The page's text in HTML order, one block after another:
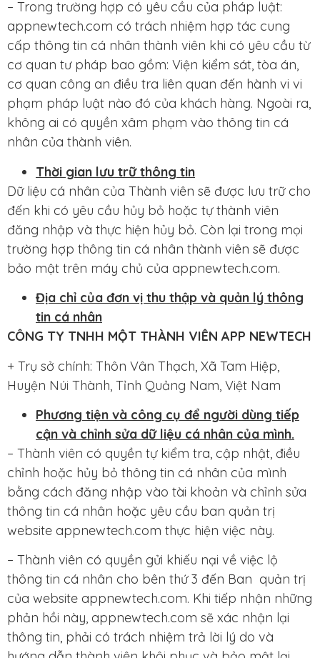
– Trong trường hợp có yêu cầu của pháp luật:
appnewtech.com có trách nhiệm hợp tác cung
cấp thông tin cá nhân thành viên khi có yêu cầu từ
cơ quan tư pháp bao gồm: Viện kiểm sát, tòa án,
cơ quan công an điều tra liên quan đến hành vi vi
phạm pháp luật nào đó của khách hàng. Ngoài ra,
không ai có quyền xâm phạm vào thông tin cá
nhân của thành viên.
Thời gian lưu trữ thông tin
Dữ liệu cá nhân của Thành viên sẽ được lưu trữ cho
đến khi có yêu cầu hủy bỏ hoặc tự thành viên
đăng nhập và thực hiện hủy bỏ. Còn lại trong mọi
trường hợp thông tin cá nhân thành viên sẽ được
bảo mật trên máy chủ của appnewtech.com.
Địa chỉ của đơn vị thu thập và quản lý thông
tin cá nhân
CÔNG TY TNHH MỘT THÀNH VIÊN APP NEWTECH
+ Trụ sở chính: Thôn Vân Thạch, Xã Tam Hiệp,
Huyện Núi Thành, Tỉnh Quảng Nam, Việt Nam
Phương tiện và công cụ để người dùng tiếp
cận và chỉnh sửa dữ liệu cá nhân của mình.
– Thành viên có quyền tự kiểm tra, cập nhật, điều
chỉnh hoặc hủy bỏ thông tin cá nhân của mình
bằng cách đăng nhập vào tài khoản và chỉnh sửa
thông tin cá nhân hoặc yêu cầu ban quản trị
website appnewtech.com thực hiện việc này.
– Thành viên có quyền gửi khiếu nại về việc lộ
thông tin cá nhân cho bên thứ 3 đến Ban quản trị
của website appnewtech.com. Khi tiếp nhận những
phản hồi này, appnewtech.com sẽ xác nhận lại
thông tin, phải có trách nhiệm trả lời lý do và